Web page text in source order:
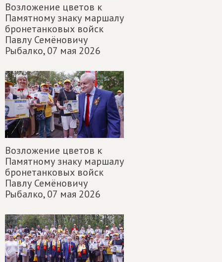
Возложение цветов к
Памятному знаку маршалу
бронетанковых войск
Павлу Семёновичу
Рыбалко,07 мая 2026
Возложение цветов к
Памятному знаку маршалу
бронетанковых войск
Павлу Семёновичу
Рыбалко,07 мая 2026